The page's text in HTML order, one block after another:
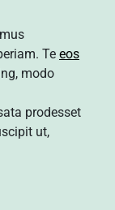
Te eos
modo
prodesset
ut,